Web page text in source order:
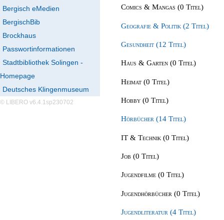
Bergisch eMedien
BergischBib
Brockhaus
Passwortinformationen
Stadtbibliothek Solingen -
Homepage
Deutsches Klingenmuseum
© LIBERO v6.4.1sp230702
Comics & Mangas (0 Titel)
Geografie & Politik (2 Titel)
Gesundheit (12 Titel)
Haus & Garten (0 Titel)
Heimat (0 Titel)
Hobby (0 Titel)
Hörbücher (14 Titel)
IT & Technik (0 Titel)
Job (0 Titel)
Jugendfilme (0 Titel)
Jugendhörbücher (0 Titel)
Jugendliteratur (4 Titel)